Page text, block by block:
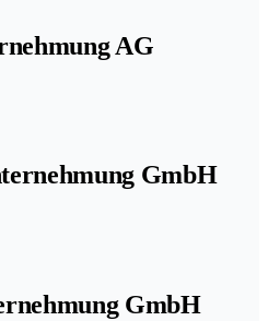
AG
GmbH
GmbH